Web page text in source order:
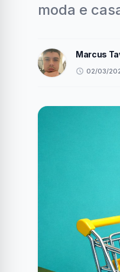
moda e
Marcus
02/03/